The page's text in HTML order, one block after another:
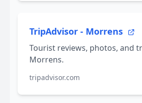
TripAdvisor - Morrens
Tourist reviews, photos, and
Morrens.
tripadvisor.com